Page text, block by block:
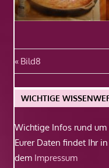
Vorheriger
Beitrag:
Bild8
WICHTIGE
Wichtige Infos rund
Eurer Daten findet Ihr
dem Impressum